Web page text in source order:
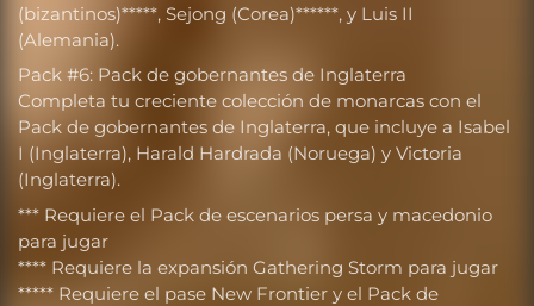
(bizantinos)*****, Sejong (Corea)******, y Luis II
(Alemania).
Pack #6: Pack de gobernantes de Inglaterra
Completa tu creciente colección de monarcas con el
Pack de gobernantes de Inglaterra, que incluye a Isabel
I (Inglaterra), Harald Hardrada (Noruega) y Victoria
(Inglaterra).
*** Requiere el Pack de escenarios persa y macedonio
para jugar
**** Requiere la expansión Gathering Storm para jugar
***** Requiere el pase New Frontier y el Pack de